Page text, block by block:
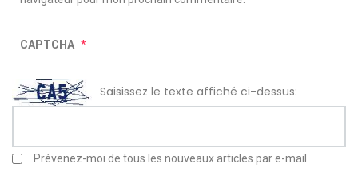
CAPTCHA *
Saisissez le texte affiché ci-dessus:
Prévenez-moi de tous les nouveaux articles par e-mail.